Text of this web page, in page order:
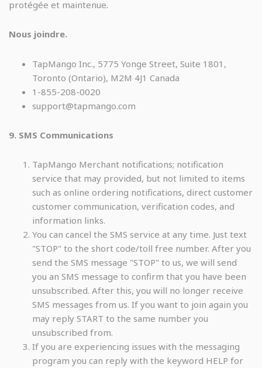
protégée et maintenue.
Nous joindre.
TapMango Inc., 5775 Yonge Street, Suite 1801,
Toronto (Ontario), M2M 4J1 Canada
1-855-208-0020
support@tapmango.com
9. SMS Communications
TapMango Merchant notifications; notification
service that may provided, but not limited to items
such as online ordering notifications, direct customer
customer communication, verification codes, and
information links.
You can cancel the SMS service at any time. Just text
"STOP" to the short code/toll free number. After you
send the SMS message "STOP" to us, we will send
you an SMS message to confirm that you have been
unsubscribed. After this, you will no longer receive
SMS messages from us. If you want to join again you
may reply START to the same number you
unsubscribed from.
If you are experiencing issues with the messaging
program you can reply with the keyword HELP for